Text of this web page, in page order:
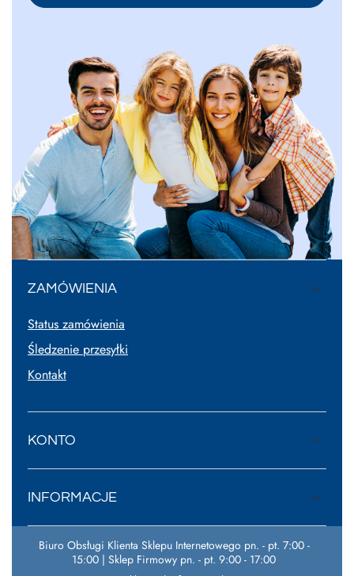
ZAMÓWIENIA
Status zamówienia
Śledzenie przesyłki
Kontakt
KONTO
INFORMACJE
Biuro Obsługi Klienta Sklepu Internetowego pn. - pt. 7:00 -
15:00 | Sklep Firmowy pn. - pt. 9:00 - 17:00